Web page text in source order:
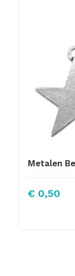
€ 0,50